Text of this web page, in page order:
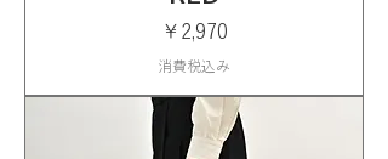
価格
￥2,970
消費税込み